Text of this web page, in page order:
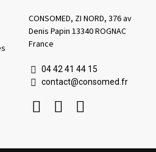
CONSOMED, ZI NORD, 376 av
Denis Papin 13340 ROGNAC
France
04 42 41 44 15
contact@consomed.fr